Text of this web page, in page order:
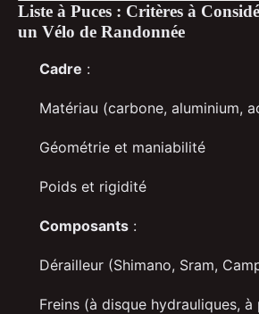
Liste à Puces : Critères à
un Vélo de Randonnée
Cadre :
Matériau (carbone, aluminium,
Géométrie et maniabilité
Poids et rigidité
Composants :
Dérailleur (Shimano, Sram,
Freins (à disque hydrauliques, à